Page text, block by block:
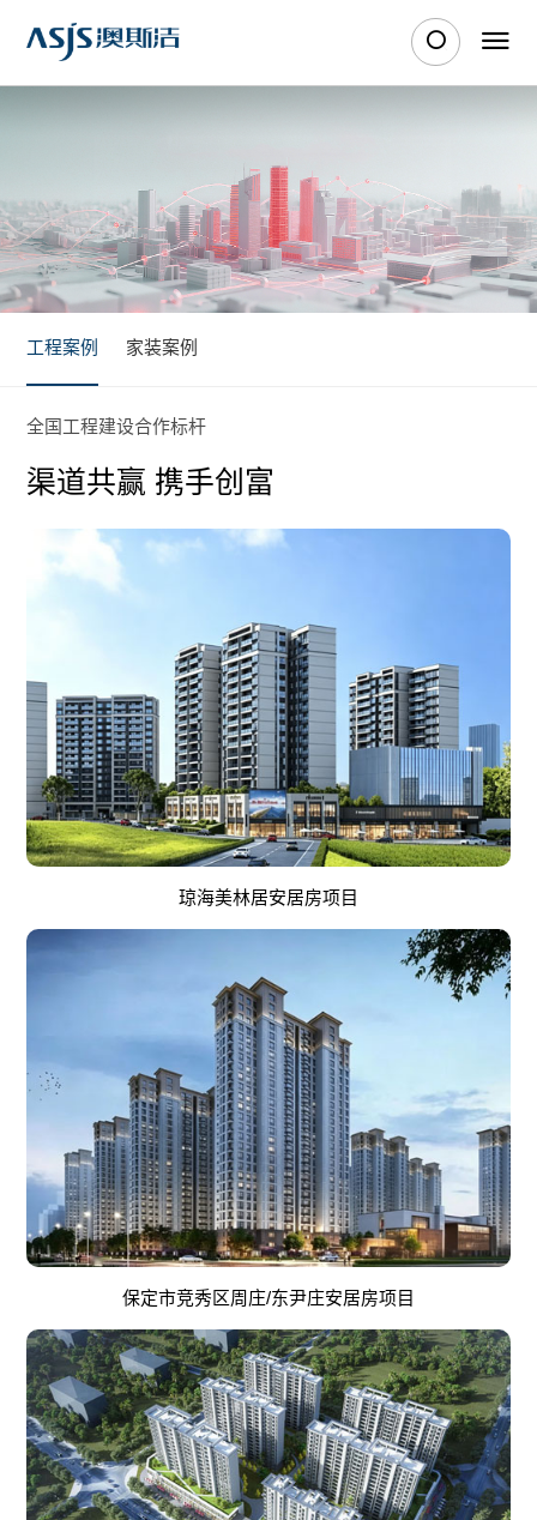
工程案例 家装案例
全国工程建设合作标杆
渠道共赢 携手创富
琼海美林居安居房项目
保定市竞秀区周庄/东尹庄安居房项目